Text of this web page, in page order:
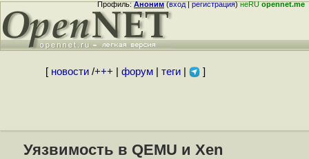
Профиль:Аноним(вход|регистрация)неRUopennet.me
[ новости/+++ форум| теги| ]
Уязвимость в QEMU и Xen